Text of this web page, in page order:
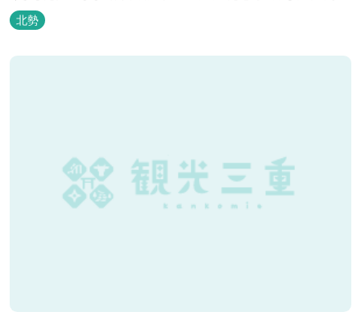
いなべ市に遊びに来られる方も楽しめる施設になります。今まで人
気だった温泉はそのままに、サウナエリアやコンテナタイプの宿
北勢